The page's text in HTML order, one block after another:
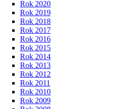
Rok 2020
Rok 2019
Rok 2018
Rok 2017
Rok 2016
Rok 2015
Rok 2014
Rok 2013
Rok 2012
Rok 2011
Rok 2010
Rok 2009